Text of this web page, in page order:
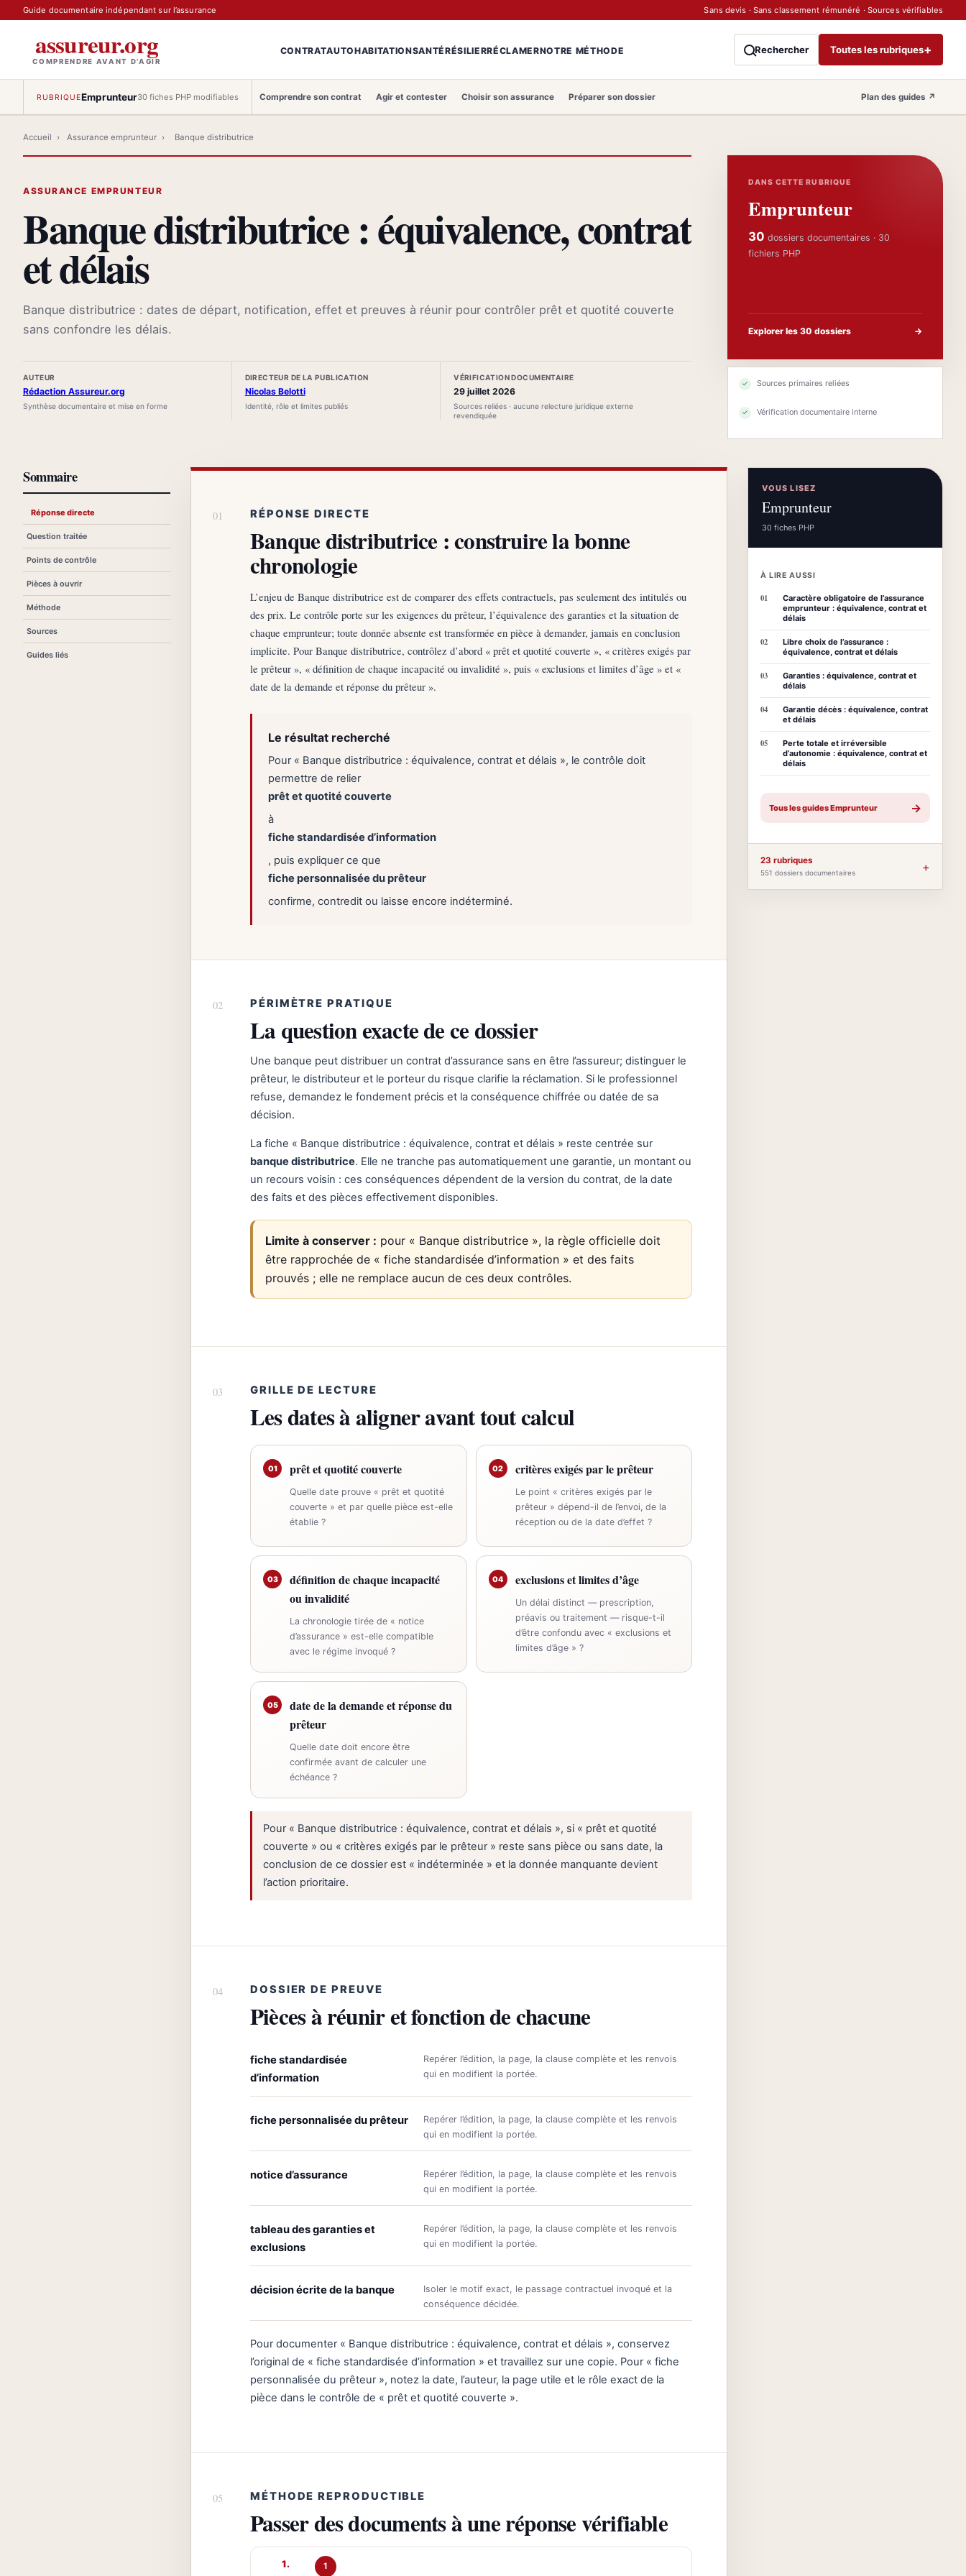
Guide documentaire indépendant sur l’assurance Sans devis · Sans classement rémunéré · Sources vérifiables
assureur.org
COMPRENDRE AVANT D’AGIR
CONTRATAUTOHABITATIONSANTÉRÉSILIERRÉCLAMERNOTRE MÉTHODE Rechercher Toutes les rubriques+
RUBRIQUEEmprunteur30 fiches PHP modifiables Comprendre son contrat Agir et contester Choisir son assurance Préparer son dossier Plan des guides ↗
Accueil › Assurance emprunteur › Banque distributrice
ASSURANCE EMPRUNTEUR
Banque distributrice : équivalence, contrat
et délais
Banque distributrice : dates de départ, notification, effet et preuves à réunir pour contrôler prêt et quotité couverte
sans confondre les délais.
AUTEUR
Rédaction Assureur.org
Synthèse documentaire et mise en forme
DIRECTEUR DE LA PUBLICATION
Nicolas Belotti
Identité, rôle et limites publiés
VÉRIFICATION DOCUMENTAIRE
29 juillet 2026
Sources reliées · aucune relecture juridique externe
revendiquée
DANS CETTE RUBRIQUE
Emprunteur
30 dossiers documentaires · 30
fichiers PHP
Explorer les 30 dossiers →
✓ Sources primaires reliées
✓ Vérification documentaire interne
Sommaire
Réponse directe
Question traitée
Points de contrôle
Pièces à ouvrir
Méthode
Sources
Guides liés
RÉPONSE DIRECTE
Banque distributrice : construire la bonne
chronologie
L’enjeu de Banque distributrice est de comparer des effets contractuels, pas seulement des intitulés ou
des prix. Le contrôle porte sur les exigences du prêteur, l’équivalence des garanties et la situation de
chaque emprunteur; toute donnée absente est transformée en pièce à demander, jamais en conclusion
implicite. Pour Banque distributrice, contrôlez d’abord « prêt et quotité couverte », « critères exigés par
le prêteur », « définition de chaque incapacité ou invalidité », puis « exclusions et limites d’âge » et «
date de la demande et réponse du prêteur ».
Le résultat recherché
Pour « Banque distributrice : équivalence, contrat et délais », le contrôle doit
permettre de relier
prêt et quotité couverte
à
fiche standardisée d’information
, puis expliquer ce que
fiche personnalisée du prêteur
confirme, contredit ou laisse encore indéterminé.
PÉRIMÈTRE PRATIQUE
La question exacte de ce dossier
Une banque peut distribuer un contrat d’assurance sans en être l’assureur; distinguer le
prêteur, le distributeur et le porteur du risque clarifie la réclamation. Si le professionnel
refuse, demandez le fondement précis et la conséquence chiffrée ou datée de sa
décision.
La fiche « Banque distributrice : équivalence, contrat et délais » reste centrée sur
banque distributrice. Elle ne tranche pas automatiquement une garantie, un montant ou
un recours voisin : ces conséquences dépendent de la version du contrat, de la date
des faits et des pièces effectivement disponibles.
Limite à conserver : pour « Banque distributrice », la règle officielle doit
être rapprochée de « fiche standardisée d’information » et des faits
prouvés ; elle ne remplace aucun de ces deux contrôles.
GRILLE DE LECTURE
Les dates à aligner avant tout calcul
01 prêt et quotité couverte
Quelle date prouve « prêt et quotité
couverte » et par quelle pièce est-elle
établie ?
02 critères exigés par le prêteur
Le point « critères exigés par le
prêteur » dépend-il de l’envoi, de la
réception ou de la date d’effet ?
03
définition de chaque incapacité
ou invalidité
La chronologie tirée de « notice
d’assurance » est-elle compatible
avec le régime invoqué ?
04 exclusions et limites d’âge
Un délai distinct — prescription,
préavis ou traitement — risque-t-il
d’être confondu avec « exclusions et
limites d’âge » ?
05
date de la demande et réponse du
prêteur
Quelle date doit encore être
confirmée avant de calculer une
échéance ?
Pour « Banque distributrice : équivalence, contrat et délais », si « prêt et quotité
couverte » ou « critères exigés par le prêteur » reste sans pièce ou sans date, la
conclusion de ce dossier est « indéterminée » et la donnée manquante devient
l’action prioritaire.
DOSSIER DE PREUVE
Pièces à réunir et fonction de chacune
fiche standardisée
d’information
Repérer l’édition, la page, la clause complète et les renvois
qui en modifient la portée.
fiche personnalisée du prêteur
Repérer l’édition, la page, la clause complète et les renvois
qui en modifient la portée.
notice d’assurance
Repérer l’édition, la page, la clause complète et les renvois
qui en modifient la portée.
tableau des garanties et
exclusions
Repérer l’édition, la page, la clause complète et les renvois
qui en modifient la portée.
décision écrite de la banque
Isoler le motif exact, le passage contractuel invoqué et la
conséquence décidée.
Pour documenter « Banque distributrice : équivalence, contrat et délais », conservez
l’original de « fiche standardisée d’information » et travaillez sur une copie. Pour « fiche
personnalisée du prêteur », notez la date, l’auteur, la page utile et le rôle exact de la
pièce dans le contrôle de « prêt et quotité couverte ».
MÉTHODE REPRODUCTIBLE
Passer des documents à une réponse vérifiable
1
VOUS LISEZ
Emprunteur
30 fiches PHP
À LIRE AUSSI
01
Caractère obligatoire de l’assurance
emprunteur : équivalence, contrat et
délais
02
Libre choix de l’assurance :
équivalence, contrat et délais
03
Garanties : équivalence, contrat et
délais
04
Garantie décès : équivalence, contrat
et délais
05
Perte totale et irréversible
d’autonomie : équivalence, contrat et
délais
Tous les guides Emprunteur →
23 rubriques
551 dossiers documentaires +